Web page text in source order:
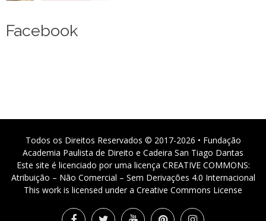
Facebook
Todos os Direitos Reservados © 2017-2026 • Fundação
Academia Paulista de Direito e Cadeira San Tiago Dantas
Este site é licenciado por uma licença CREATIVE COMMONS:
Atribuição – Não Comercial – Sem Derivações 4.0 Internacional
This work is licensed under a Creative Commons License